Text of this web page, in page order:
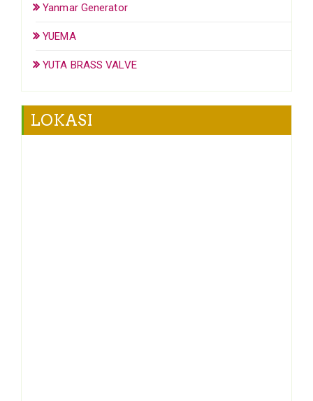
Yanmar Generator
YUEMA
YUTA BRASS VALVE
LOKASI